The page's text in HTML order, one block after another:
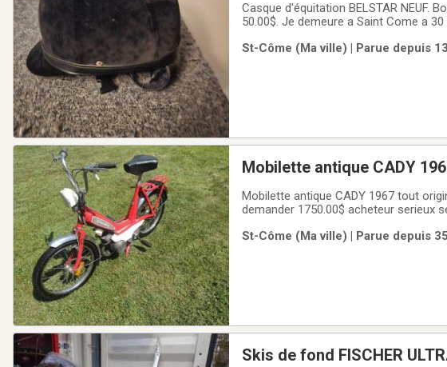
Casque d'équitation BELSTAR NEUF.
50.00$. Je demeure a Saint Come a
St-Côme (Ma ville) | Parue depuis
Mobilette antique CADY
Mobilette antique CADY 1967 tout
demander 1750.00$ acheteur serieux seulement. Je demeure a Saint Come a 30 km au nord de Joliette. Pour
St-Côme (Ma ville) | Parue depuis
Skis de fond FISCHER